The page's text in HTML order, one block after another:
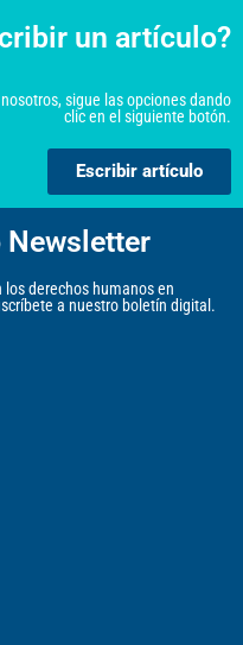
un artículo?
sigue las opciones dando
clic en el siguiente botón.
Escribir artículo
Newsletter
derechos humanos en
a nuestro boletín digital.